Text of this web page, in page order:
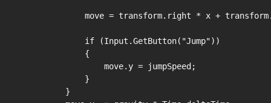
move = transform.right * x +
            if (Input.GetButton("Jump"))
            {
                move.y = jumpSpeed;
            }
        }